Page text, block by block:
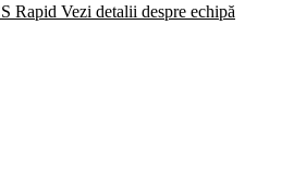
Rapid Vezi detalii despre echipă